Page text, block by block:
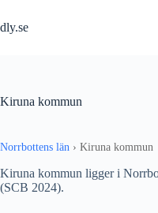
till
innehåll
dly.se
Kiruna kommun
Norrbottens län › Kiruna kommun
Kiruna kommun ligger i
(SCB 2024).